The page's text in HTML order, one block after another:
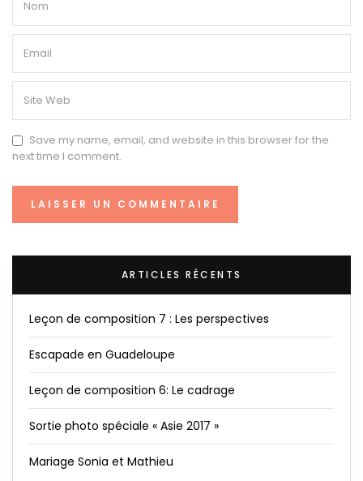
Save my name, email, and website in this browser for the
next time I comment.
ARTICLES RÉCENTS
Leçon de composition 7 : Les perspectives
Escapade en Guadeloupe
Leçon de composition 6: Le cadrage
Sortie photo spéciale « Asie 2017 »
Mariage Sonia et Mathieu